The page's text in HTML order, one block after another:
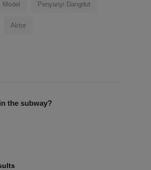
Model Penyanyi Dangdut
Aktor
the subway?